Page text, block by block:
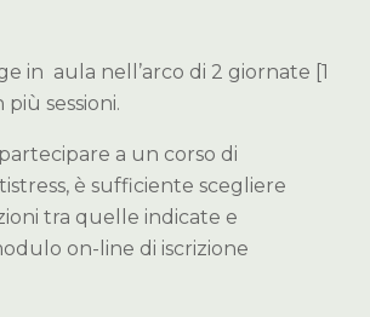
in aula nell’arco di 2 giornate [1
sessioni.
a un corso di
è sufficiente scegliere
tra quelle indicate e
on-line di iscrizione